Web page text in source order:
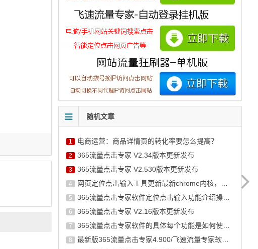
随机文章
1 电商运营：商品详情页的转化率要怎么提高？
2 365流量点击专家 V2.34版本更新发布
3 365流量点击专家 V2.530版本更新发布
4 网页定位点击输入工具更新最新chrome内核，并新增今日头条搜索模板
5 365流量点击专家软件定位点击输入功能介绍操作说明
6 365流量点击专家 V2.16版本更新发布
7 365流量点击专家软件的具体每个功能是如何使用,并有何作用?
8 最新版365流量点击专家4.900/飞速流量专家软件已发布新版本